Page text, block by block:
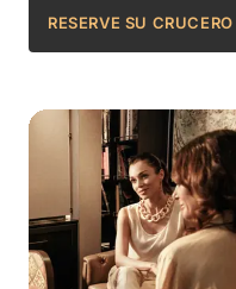
RESERVE SU CRUCERO